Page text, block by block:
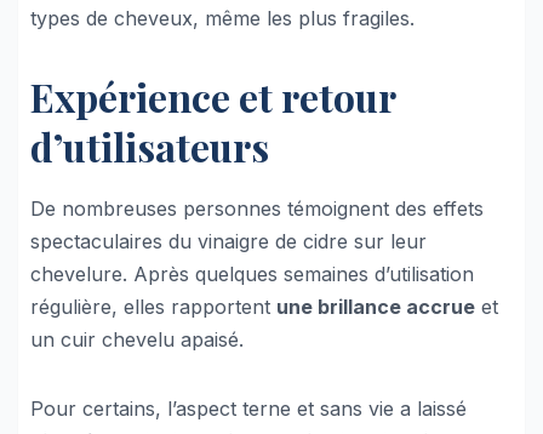
types de cheveux, même les plus fragiles.
Expérience et retour
d’utilisateurs
De nombreuses personnes témoignent des effets
spectaculaires du vinaigre de cidre sur leur
chevelure. Après quelques semaines d’utilisation
régulière, elles rapportent une brillance accrue et
un cuir chevelu apaisé.
Pour certains, l’aspect terne et sans vie a laissé